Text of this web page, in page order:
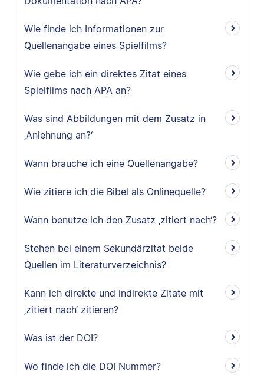
Wie finde ich Informationen zur
Quellenangabe eines Spielfilms?
Wie gebe ich ein direktes Zitat eines
Spielfilms nach APA an?
Was sind Abbildungen mit dem Zusatz in
‚Anlehnung an?‘
Wann brauche ich eine Quellenangabe?
Wie zitiere ich die Bibel als Onlinequelle?
Wann benutze ich den Zusatz ‚zitiert nach‘?
Stehen bei einem Sekundärzitat beide
Quellen im Literaturverzeichnis?
Kann ich direkte und indirekte Zitate mit
‚zitiert nach‘ zitieren?
Was ist der DOI?
Wo finde ich die DOI Nummer?